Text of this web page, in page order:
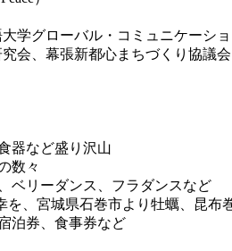
学グローバル・コミュニケーシ
会、幕張新都心まちづくり協議
器など盛り沢山
数々
ベリーダンス、フラダンスなど
、宮城県石巻市より牡蠣、昆布
泊券、食事券など